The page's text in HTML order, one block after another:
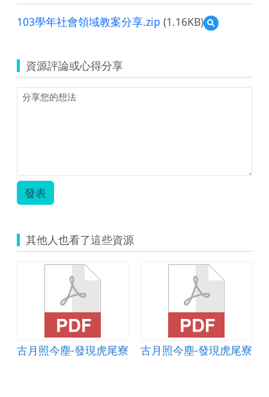
103學年社會領域教案分享.zip (1.16KB)
預
覽
社
會
資源評論或心得分享
發表
其他人也看了這些資源
古月照今塵-發現虎尾寮 古月照今塵-發現虎尾寮